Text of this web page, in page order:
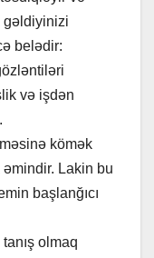
gəldiyinizi
belədir:
və işdən
kömək
Lakin bu
başlanğıcı
tanış olmaq